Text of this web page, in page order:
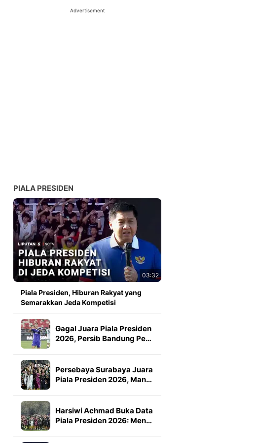
Advertisement
PIALA PRESIDEN
03:32
Piala Presiden, Hiburan Rakyat yang
Semarakkan Jeda Kompetisi
Gagal Juara Piala Presiden
2026, Persib Bandung Pe…
Persebaya Surabaya Juara
Piala Presiden 2026, Man…
Harsiwi Achmad Buka Data
Piala Presiden 2026: Men…